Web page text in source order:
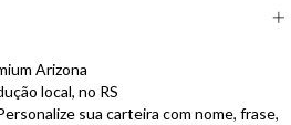
Arizona
local, no RS
sua carteira com nome, frase,